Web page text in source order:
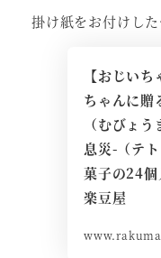
掛け紙をお付けし
【おじい
ちゃんに贈
（むびょ
息災-（テ
菓子の24
楽豆屋